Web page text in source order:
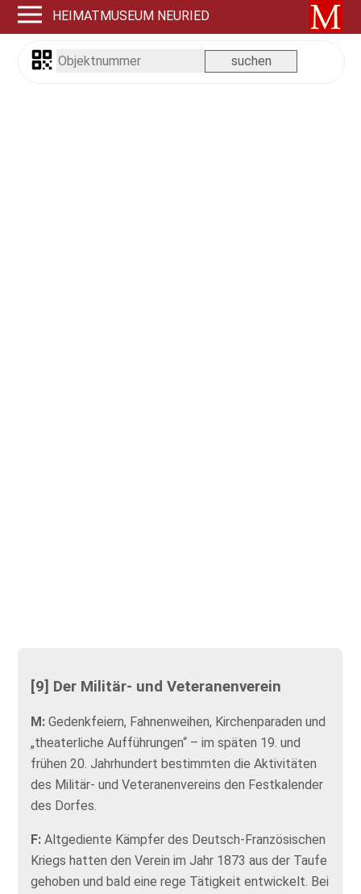
HEIMATMUSEUM NEURIED
[9] Der Militär- und Veteranenverein
M:Gedenkfeiern, Fahnenweihen, Kirchenparaden und
„theaterliche Aufführungen“ – im späten 19. und
frühen 20. Jahrhundert bestimmten die Aktivitäten
des Militär- und Veteranenvereins den Festkalender
des Dorfes.
F: Altgediente Kämpfer des Deutsch-Französischen
Kriegs hatten den Verein im Jahr 1873 aus der Taufe
gehoben und bald eine rege Tätigkeit entwickelt. Bei